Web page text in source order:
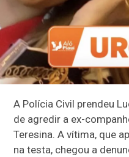
A Polícia Civil prendeu
de agredir a ex-
Teresina. A vítima, que
na testa, chegou a